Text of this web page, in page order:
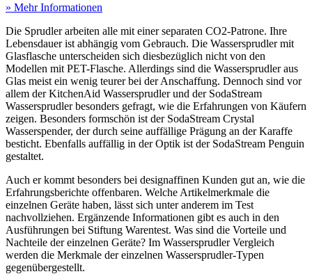
» Mehr Informationen
Die Sprudler arbeiten alle mit einer separaten CO2-Patrone. Ihre
Lebensdauer ist abhängig vom Gebrauch. Die Wassersprudler mit
Glasflasche unterscheiden sich diesbezüglich nicht von den
Modellen mit PET-Flasche. Allerdings sind die Wassersprudler aus
Glas meist ein wenig teurer bei der Anschaffung. Dennoch sind vor
allem der KitchenAid Wassersprudler und der SodaStream
Wassersprudler besonders gefragt, wie die Erfahrungen von Käufern
zeigen. Besonders formschön ist der SodaStream Crystal
Wasserspender, der durch seine auffällige Prägung an der Karaffe
besticht. Ebenfalls auffällig in der Optik ist der SodaStream Penguin
gestaltet.
Auch er kommt besonders bei designaffinen Kunden gut an, wie die
Erfahrungsberichte offenbaren. Welche Artikelmerkmale die
einzelnen Geräte haben, lässt sich unter anderem im Test
nachvollziehen. Ergänzende Informationen gibt es auch in den
Ausführungen bei Stiftung Warentest. Was sind die Vorteile und
Nachteile der einzelnen Geräte? Im Wassersprudler Vergleich
werden die Merkmale der einzelnen Wassersprudler-Typen
gegenübergestellt.